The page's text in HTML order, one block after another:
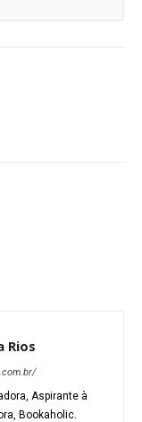
Rios
Aspirante à
Bookaholic.